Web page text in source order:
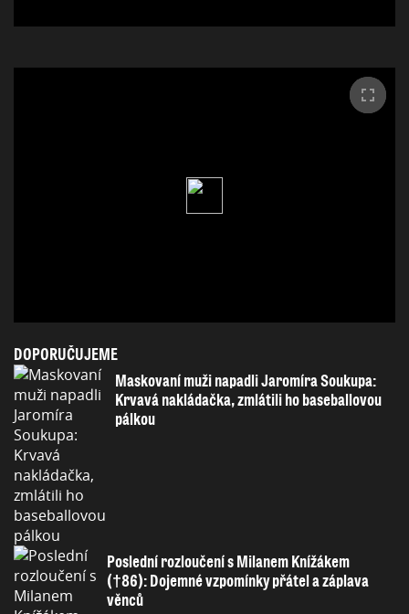
DOPORUČUJEME
Maskovaní muži napadli Jaromíra Soukupa:
Krvavá nakládačka, zmlátili ho baseballovou
pálkou
Poslední rozloučení s Milanem Knížákem
(†86): Dojemné vzpomínky přátel a záplava
věnců